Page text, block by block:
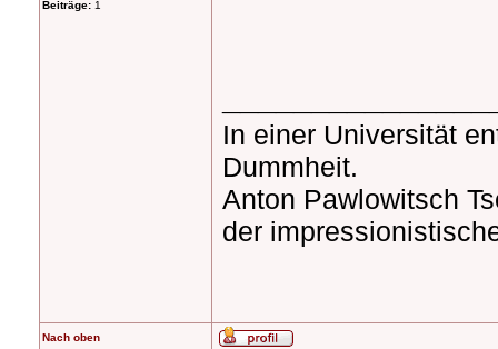
Beiträge: 1
In einer Universität
Dummheit.
Anton Pawlowitsch
der
Nach oben